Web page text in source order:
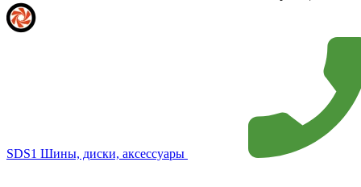
SDS1 Шины, диски, аксессуары